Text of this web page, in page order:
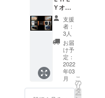
業する
限り継
続して
掲載さ
せてい
ただき
ます。
※ご支援
時、必
ず備考
欄に掲
※画像は
イメー
ジで
す。デ
ザイン
等が若
干異な
る場合
がござ
いま
す。 ◆
（１０
０００
円相
当） ※
販売価
格１０
０００
円相当
の天然
石を使
用した
Ｙオー
ナーか
らのス
ペシャ
ルサン
クスレ
ター ※
画像は
イメー
ジで
す。 ◆
支援
者：
3人
お届
け予
定：
2022
年03
月
こ
の
リ
タ
ー